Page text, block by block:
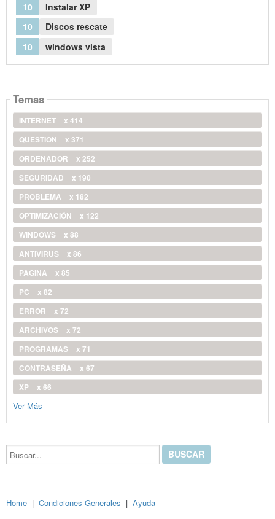
10
Instalar XP
10
Discos rescate
10
windows vista
Temas
INTERNET
x 414
QUESTION
x 371
ORDENADOR
x 252
SEGURIDAD
x 190
PROBLEMA
x 182
OPTIMIZACIÓN
x 122
WINDOWS
x 88
ANTIVIRUS
x 86
PAGINA
x 85
PC
x 82
ERROR
x 72
ARCHIVOS
x 72
PROGRAMAS
x 71
CONTRASEÑA
x 67
XP
x 66
Ver Más
Buscar...
Home | Condiciones Generales | Ayuda